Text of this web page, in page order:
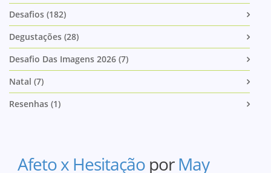
Desafios (182)
Degustações (28)
Desafio Das Imagens 2026 (7)
Natal (7)
Resenhas (1)
Afeto x Hesitação porMay